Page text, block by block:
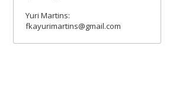
Yuri Martins:
fkayurimartins@gmail.com